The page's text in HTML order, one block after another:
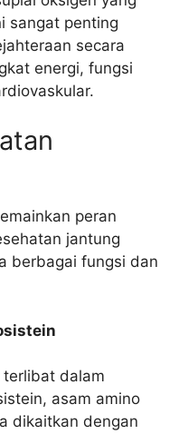
sangat penting
secara
energi, fungsi
peran
jantung
berbagai fungsi dan
terlibat dalam
asam amino
dikaitkan dengan